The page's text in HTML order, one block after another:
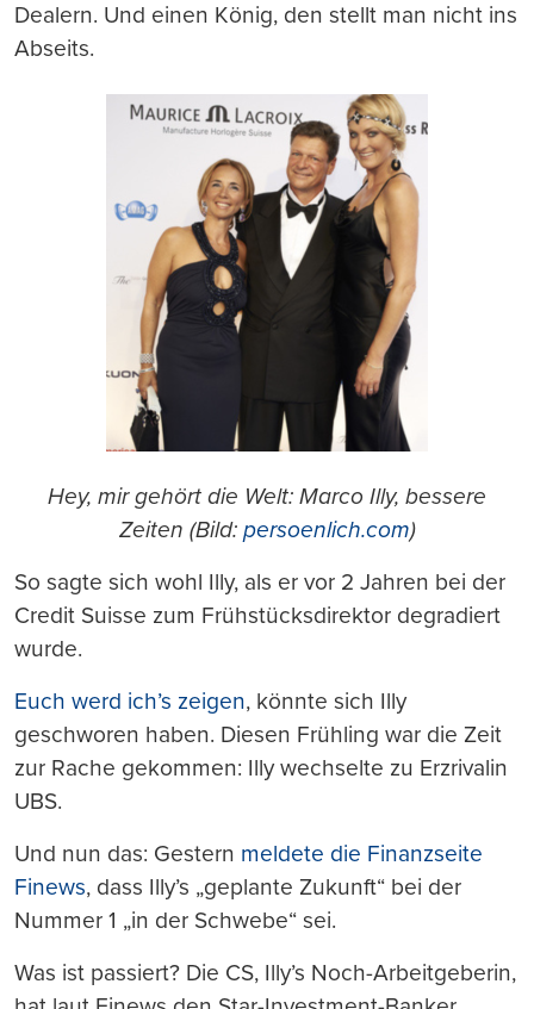
Dealern. Und einen König, den stellt man nicht ins
Abseits.
Hey, mir gehört die Welt: Marco Illy, bessere
Zeiten (Bild: persoenlich.com)
So sagte sich wohl Illy, als er vor 2 Jahren bei der
Credit Suisse zum Frühstücksdirektor degradiert
wurde.
Euch werd ich’s zeigen, könnte sich Illy
geschworen haben. Diesen Frühling war die Zeit
zur Rache gekommen: Illy wechselte zu Erzrivalin
UBS.
Und nun das: Gestern meldete die Finanzseite
Finews, dass Illy’s „geplante Zukunft“ bei der
Nummer 1 „in der Schwebe“ sei.
Was ist passiert? Die CS, Illy’s Noch-Arbeitgeberin,